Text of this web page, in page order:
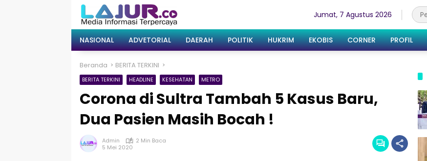
Jumat, 7 Agustus 2026
NASIONAL ADVETORIAL DAERAH POLITIK HUKRIM EKOBIS CORNER PROFIL
Beranda BERITA TERKINI
BERITA TERKINI HEADLINE KESEHATAN METRO
Corona di Sultra Tambah 5 Kasus Baru,
Dua Pasien Masih Bocah !
Admin
2 Min Baca
5 Mei 2020